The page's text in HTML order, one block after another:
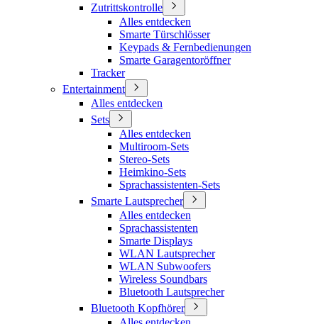
Zutrittskontrolle
Alles entdecken
Smarte Türschlösser
Keypads & Fernbedienungen
Smarte Garagentoröffner
Tracker
Entertainment
Alles entdecken
Sets
Alles entdecken
Multiroom-Sets
Stereo-Sets
Heimkino-Sets
Sprachassistenten-Sets
Smarte Lautsprecher
Alles entdecken
Sprachassistenten
Smarte Displays
WLAN Lautsprecher
WLAN Subwoofers
Wireless Soundbars
Bluetooth Lautsprecher
Bluetooth Kopfhörer